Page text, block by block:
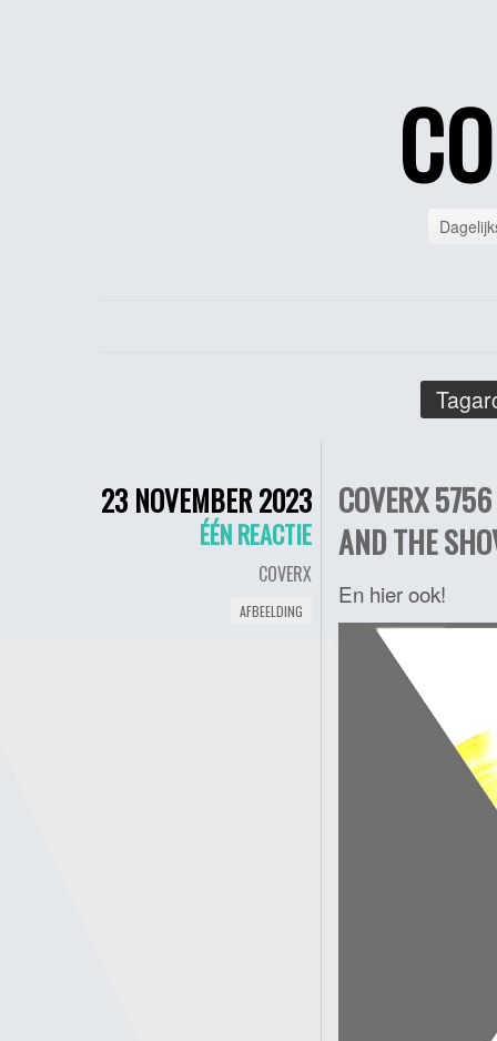
23 NOVEMBER 2023
ÉÉN REACTIE
COVERX
AFBEELDING
COVERX
AND THE
En hier ook!